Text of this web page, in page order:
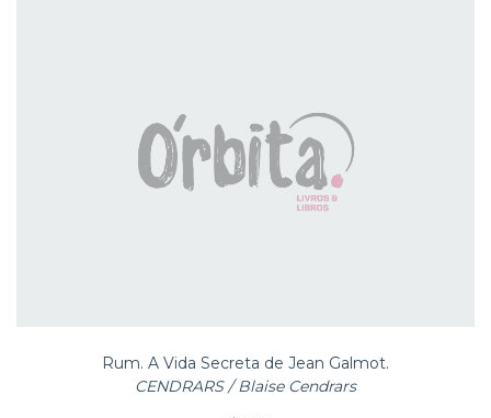
Rum. A Vida Secreta de Jean Galmot.
CENDRARS / Blaise Cendrars